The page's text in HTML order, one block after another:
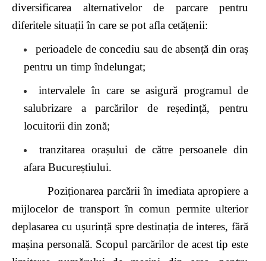
diversificarea alternativelor de parcare pentru
diferitele situații în care se pot afla cetățenii:
perioadele de concediu sau de absență din oraș
pentru un timp îndelungat;
intervalele în care se asigură programul de
salubrizare a parcărilor de reședință, pentru
locuitorii din zonă;
tranzitarea orașului de către persoanele din
afara Bucureștiului.
Poziționarea parcării în imediata apropiere a
mijlocelor de transport în comun permite ulterior
deplasarea cu ușurință spre destinația de interes, fără
mașina personală. Scopul parcărilor de acest tip este